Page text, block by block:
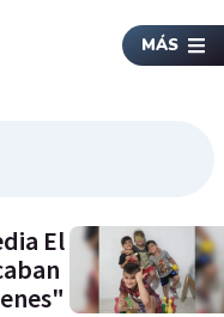
MÁS
El